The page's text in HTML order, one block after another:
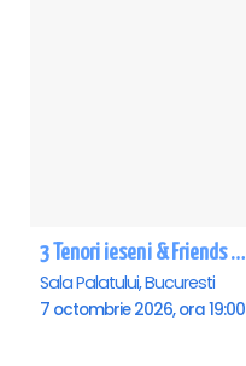
3 Tenori ieseni & Friends - Sala Palatului
Sala Palatului, Bucuresti
7 octombrie 2026, ora 19:00